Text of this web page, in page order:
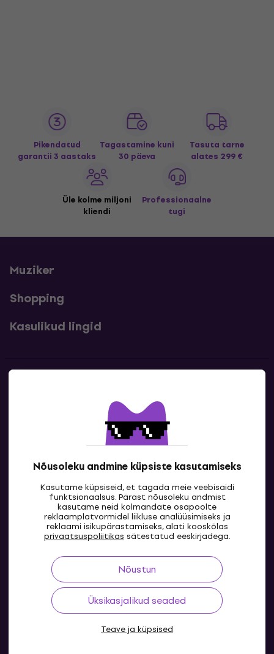
Nõusoleku andmine küpsiste kasutamiseks
Kasutame küpsiseid, et tagada meie veebisaidi
funktsionaalsus. Pärast nõusoleku andmist
kasutame neid kolmandate osapoolte
reklaamplatvormidel liikluse analüüsimiseks ja
reklaami isikupärastamiseks, alati kooskõlas
privaatsuspoliitikas sätestatud eeskirjadega.
Nõustun
Üksikasjalikud seaded
Teave ja küpsised
Pikendatud
garantii 3 aastaks
Tagastamine kuni
30 päeva
Tasuta tarne
alates 299 €
Üle kolme miljoni
kliendi
Professionaalne
tugi
Muziker
Shopping
Kasulikud lingid
Kontaktandmed
EE